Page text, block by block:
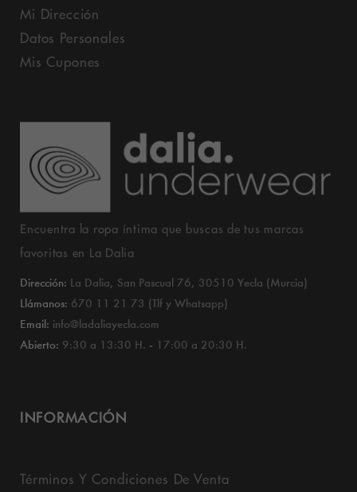
Mi Dirección
Datos Personales
Mis Cupones
Encuentra la ropa íntima que buscas de tus marcas
favoritas en La Dalia
Dirección: La Dalia, San Pascual 76, 30510 Yecla (Murcia)
Llámanos: 670 11 21 73 (Tlf y Whatsapp)
Email: info@ladaliayecla.com
Abierto: 9:30 a 13:30 H. - 17:00 a 20:30 H.
INFORMACIÓN
Términos Y Condiciones De Venta